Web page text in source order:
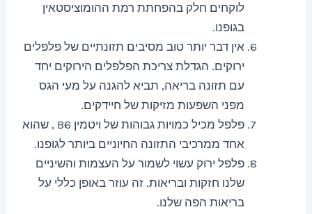
לוקחים חלק בהפחתת רמת ההומוציסטאין
בגופנו.
אין דבר יותר טוב מסיבים תזונתיים של פלפלים
ירוקים. הגדלת צריכת הפלפלים הירוקים יחד
עם תזונה בריאה, תביא להגנה על מעי הגס
מפני השפעות מזיקות של חיידקים.
פלפל מכיל כמויות גבוהות של ויטמין B6 , שהוא
אחד ממרכיבי התזונה החיוניים ביותר לגופנו.
פלפל ירוק עשוי לשמור על העצמות והשיניים
שלנו חזקות ובריאות. זה עוזר באופן כללי על
בריאות הפה שלנו.